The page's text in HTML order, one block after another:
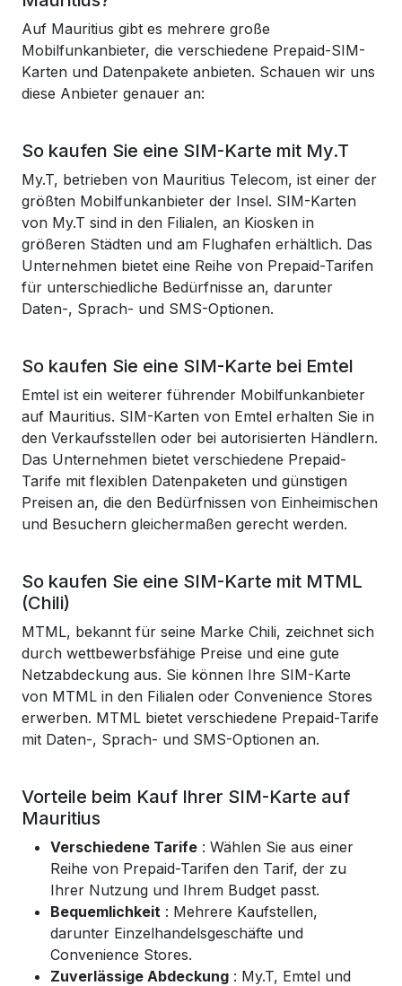
Auf Mauritius gibt es mehrere große
Mobilfunkanbieter, die verschiedene Prepaid-SIM-
Karten und Datenpakete anbieten. Schauen wir uns
diese Anbieter genauer an:
So kaufen Sie eine SIM-Karte mit My.T
My.T, betrieben von Mauritius Telecom, ist einer der
größten Mobilfunkanbieter der Insel. SIM-Karten
von My.T sind in den Filialen, an Kiosken in
größeren Städten und am Flughafen erhältlich. Das
Unternehmen bietet eine Reihe von Prepaid-Tarifen
für unterschiedliche Bedürfnisse an, darunter
Daten-, Sprach- und SMS-Optionen.
So kaufen Sie eine SIM-Karte bei Emtel
Emtel ist ein weiterer führender Mobilfunkanbieter
auf Mauritius. SIM-Karten von Emtel erhalten Sie in
den Verkaufsstellen oder bei autorisierten Händlern.
Das Unternehmen bietet verschiedene Prepaid-
Tarife mit flexiblen Datenpaketen und günstigen
Preisen an, die den Bedürfnissen von Einheimischen
und Besuchern gleichermaßen gerecht werden.
So kaufen Sie eine SIM-Karte mit MTML
(Chili)
MTML, bekannt für seine Marke Chili, zeichnet sich
durch wettbewerbsfähige Preise und eine gute
Netzabdeckung aus. Sie können Ihre SIM-Karte
von MTML in den Filialen oder Convenience Stores
erwerben. MTML bietet verschiedene Prepaid-Tarife
mit Daten-, Sprach- und SMS-Optionen an.
Vorteile beim Kauf Ihrer SIM-Karte auf
Mauritius
Verschiedene Tarife : Wählen Sie aus einer
Reihe von Prepaid-Tarifen den Tarif, der zu
Ihrer Nutzung und Ihrem Budget passt.
Bequemlichkeit : Mehrere Kaufstellen,
darunter Einzelhandelsgeschäfte und
Convenience Stores.
Zuverlässige Abdeckung : My.T, Emtel und